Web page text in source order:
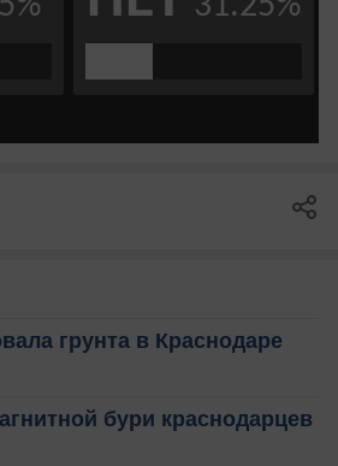
грунта в Краснодаре
бури краснодарцев